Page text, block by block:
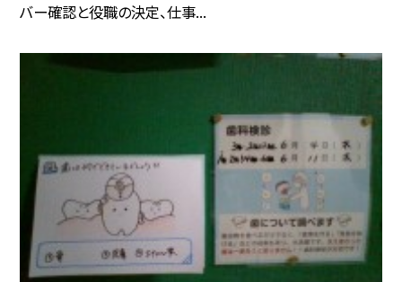
バー確認と役職の決定、仕事...